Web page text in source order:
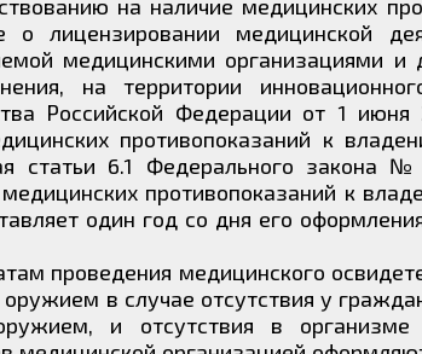
на наличие медицинских
о лицензировании медицинской
медицинскими организациями
на территории
Российской Федерации от 1
противопоказаний к
статьи 6.1 Федерального закона
медицинских противопоказаний к
один год со дня его
проведения медицинского
в случае отсутствия у
и отсутствия в организме